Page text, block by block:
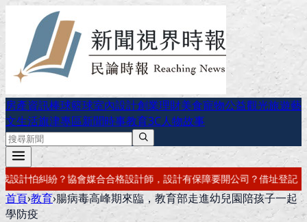
房產資訊棒球籃球室內設計創業理財美食寵物公益觀光旅遊藝
文生活旗津專區新聞時事教育3C人物故事
保障要開公司？借址登記・公司設立・工商登記一次辦好 記帳報稅・
首頁›教育›腸病毒高峰期來臨，教育部走進幼兒園陪孩子一起
學防疫